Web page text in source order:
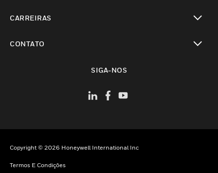
CARREIRAS
CONTATO
SIGA-NOS
Copyright © 2026 Honeywell International Inc
Termos E Condições